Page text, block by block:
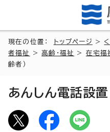
現在の位置： トップページ >
者福祉
>高齢・福祉 > 在宅福
齢者）
あんしん電話設置